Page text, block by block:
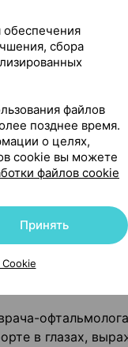
устранения
и после снятия
поморгайте.
в глазах,
обеспечения
сбора
файлов
позднее время.
о целях,
cookie вы можете
файлов cookie
Принять